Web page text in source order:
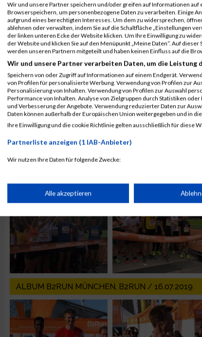
ALBUM B2RUN MÜNCHEN / 15.07.2026
ALBUM B2RUN MÜNCHEN, B2RUN / 16.07.2019
Wir und unsere Partner speichern und/oder greifen auf Informationen auf
Browserspeichern, um personenbezogene Daten zu verarbeiten. Einige
aufgrund eines berechtigten Interesses. Um dem zu widersprechen,
ablehnen oder verwalten, indem Sie auf die Schaltfläche „Einstellungen
der linken unteren Ecke der Website klicken. Um Ihre Einwilligung zu
der Website und klicken Sie auf den Menüpunkt „Meine Daten“. Auf
werden unseren Partnern mitgeteilt und haben keinen Einfluss auf die
Wir und unsere Partner verarbeiten Daten, um die Leistung
Speichern von oder Zugriff auf Informationen auf einem Endgerät.
von Profilen für personalisierte Werbung. Verwendung von Profilen zur
Personalisierung von Inhalten. Verwendung von Profilen zur Auswahl
Performance von Inhalten. Analyse von Zielgruppen durch Statistiken
und Verbesserung der Angebote. Verwendung reduzierter Daten zur
Daten können außerhalb der Europäischen Union weitergegeben und in
Ihre Einwilligung und die cookie Richtlinie gelten ausschließlich für diese
Partnerliste anzeigen (1 IAB-Anbieter)
Wir nutzen Ihre Daten für folgende Zwecke:
Speichern von oder Zugriff auf Informationen auf einem
Verwendung reduzierter Daten zur Auswahl von
Erstellung von Profilen für personalisierte Werbung
Verwendung von Profilen zur Auswahl personalisierter
Erstellung von Profilen zur Personalisierung von Inhalten
Alle akzeptieren